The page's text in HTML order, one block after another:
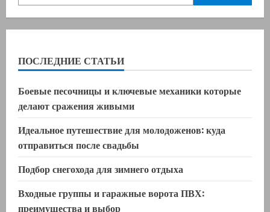
ПОСЛЕДНИЕ СТАТЬИ
Боевые песочницы и ключевые механики которые
делают сражения живыми
Идеальное путешествие для молодоженов: куда
отправиться после свадьбы
Подбор снегохода для зимнего отдыха
Входные группы и гаражные ворота ПВХ:
преимущества и выбор